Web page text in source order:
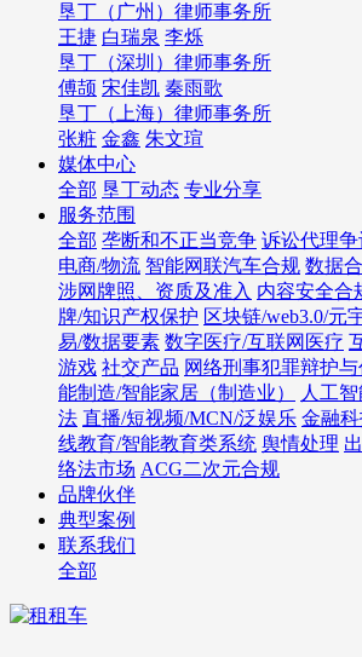
垦丁（广州）律师事务所
王捷 白瑞泉 李烁
垦丁（深圳）律师事务所
傅颉 宋佳凯 秦雨歌
垦丁（上海）律师事务所
张粧 金鑫 朱文瑄
媒体中心
全部 垦丁动态 专业分享
服务范围
全部 垄断和不正当竞争 诉讼代理
电商/物流 智能网联汽车合规 数据
涉网牌照、资质及准入 内容安全合
牌/知识产权保护 区块链/web3.0/元
易/数据要素 数字医疗/互联网医疗
游戏 社交产品 网络刑事犯罪辩护与
能制造/智能家居（制造业）
人工
法 直播/短视频/MCN/泛娱乐 金融
线教育/智能教育类系统 舆情处理
络法市场 ACG二次元合规
品牌伙伴
典型案例
联系我们
全部